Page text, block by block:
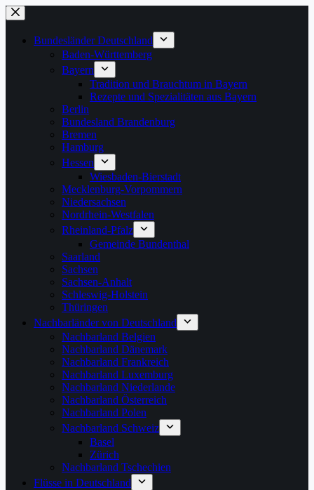
Zum
Inhalt
springenBundesländer Deutschland
Baden-Württemberg
Bayern
Tradition und Brauchtum in Bayern
Rezepte und Spezialitäten aus Bayern
Berlin
Bundesland Brandenburg
Bremen
Hamburg
Hessen
Wiesbaden-Bierstadt
Mecklenburg-Vorpommern
Niedersachsen
Nordrhein-Westfalen
Rheinland-Pfalz
Gemeinde Bundenthal
Saarland
Sachsen
Sachsen-Anhalt
Schleswig-Holstein
Thüringen
Nachbarländer von Deutschland
Nachbarland Belgien
Nachbarland Dänemark
Nachbarland Frankreich
Nachbarland Luxemburg
Nachbarland Niederlande
Nachbarland Österreich
Nachbarland Polen
Nachbarland Schweiz
Basel
Zürich
Nachbarland Tschechien
Flüsse in Deutschland